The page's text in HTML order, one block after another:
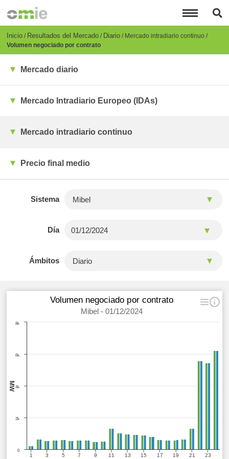
principal
Breadcrumb
Inicio Resultados del Mercado Diario Mercado intradiario continuo
Volumen negociado por contrato
Mercado diario
Mercado Intradiario Europeo (IDAs)
Mercado intradiario continuo
Precio final medio
Sistema
Día
Ámbitos
MW
Volumen negociado por contrato
Mibel - 01/12/2024
1 3 5 7 9 11 13 15 17 19 21 23
0
2k
4k
6k
8k